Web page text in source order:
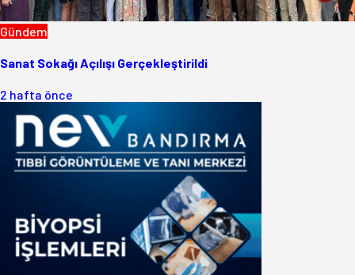
Gündem
Sanat Sokağı Açılışı Gerçekleştirildi
2 hafta önce